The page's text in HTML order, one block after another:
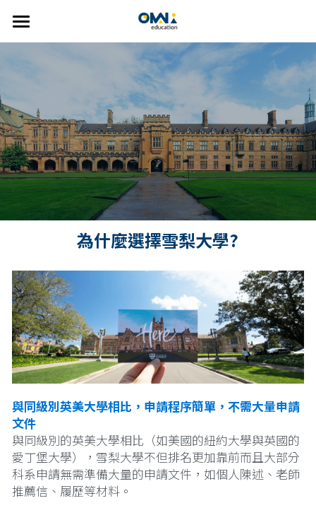
首頁
關於我們
我們的服務
FAQ
選擇國家
澳洲
紐西蘭
美國
👍🏻 推薦方案
精選課程
主題遊學方案
線上說明會
英語學習輔導
英語家教
雅思考試相關
繁體中文
繁體中文
info@omniedu.co
為什麼選擇雪梨大學?
與同級別英美大學相比，申請程序簡單，不需大量申請
文件
與同級別的英美大學相比（如美國的紐約大學與英國的
愛丁堡大學），雪梨大學不但排名更加靠前而且大部分
科系申請無需準備大量的申請文件，如個人陳述、老師
推薦信、履歷等材料。
部落格分類
new
CDU
雅思
Johns Hopkins University
SUT
Bond University
澳洲產業介紹
ICHM
BHMS
La Trobe University